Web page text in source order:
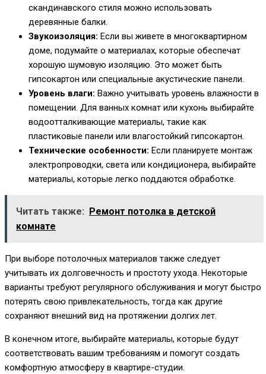
скандинавского стиля можно использовать
деревянные балки.
Звукоизоляция: Если вы живете в многоквартирном
доме, подумайте о материалах, которые обеспечат
хорошую шумовую изоляцию. Это может быть
гипсокартон или специальные акустические панели.
Уровень влаги: Важно учитывать уровень влажности в
помещении. Для ванных комнат или кухонь выбирайте
водоотталкивающие материалы, такие как
пластиковые панели или влагостойкий гипсокартон.
Технические особенности: Если планируете монтаж
электропроводки, света или кондиционера, выбирайте
материалы, которые легко поддаются обработке.
Читать также:
Ремонт потолка в детской
комнате
При выборе потолочных материалов также следует
учитывать их долговечность и простоту ухода. Некоторые
варианты требуют регулярного обслуживания и могут быстро
потерять свою привлекательность, тогда как другие
сохраняют внешний вид на протяжении долгих лет.
В конечном итоге, выбирайте материалы, которые будут
соответствовать вашим требованиям и помогут создать
комфортную атмосферу в квартире-студии.